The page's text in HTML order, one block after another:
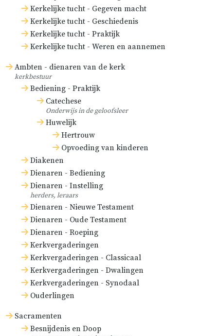
Kerkelijke tucht - Gegeven macht
Kerkelijke tucht - Geschiedenis
Kerkelijke tucht - Praktijk
Kerkelijke tucht - Weren en aannemen
Ambten - dienaren van de kerk
kerkbestuur
Bediening - Praktijk
Catechese
Onderwijs in de geloofsleer
Huwelijk
Hertrouw
Opvoeding van kinderen
Diakenen
Dienaren - Bediening
Dienaren - Instelling
herders, leraars
Dienaren - Nieuwe Testament
Dienaren - Oude Testament
Dienaren - Roeping
Kerkvergaderingen
Kerkvergaderingen - Classicaal
Kerkvergaderingen - Dwalingen
Kerkvergaderingen - Synodaal
Ouderlingen
Sacramenten
Besnijdenis en Doop